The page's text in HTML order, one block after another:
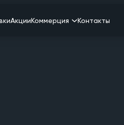
АкцииКоммерция Контакты